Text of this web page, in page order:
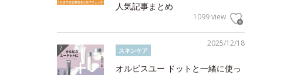
人気記事まとめ
1099 view
2025/12/18
スキンケア
オルビスユー ドットと一緒に使っ